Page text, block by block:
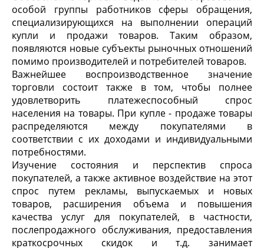
особой группы работников сферы обращения,
специализирующихся на выполнении операций
купли и продажи товаров. Таким образом,
появляются новые субъекты рыночных отношений
помимо производителей и потребителей товаров.
Важнейшее воспроизводственное значение
торговли состоит также в том, чтобы полнее
удовлетворить платежеспособный спрос
населения на товары. При купле - продаже товары
распределяются между покупателями в
соответствии с их доходами и индивидуальными
потребностями.
Изучение состояния и перспектив спроса
покупателей, а также активное воздействие на этот
спрос путем рекламы, выпускаемых и новых
товаров, расширения объема и повышения
качества услуг для покупателей, в частности,
послепродажного обслуживания, предоставления
краткосрочных скидок и т.д. занимает